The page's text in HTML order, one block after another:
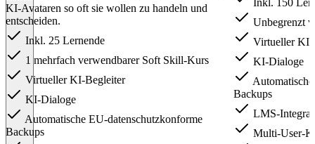
KI-Avataren so oft sie wollen zu handeln und
entscheiden.
Inkl. 25 Lernende
1 mehrfach verwendbarer Soft Skill-Kurs
Virtueller KI-Begleiter
KI-Dialoge
Automatische EU-datenschutzkonforme
Backups
Inkl. 150
Unbegrenzt
Virtueller KI-
KI-Dialoge
Backups
LMS-
Multi-User-